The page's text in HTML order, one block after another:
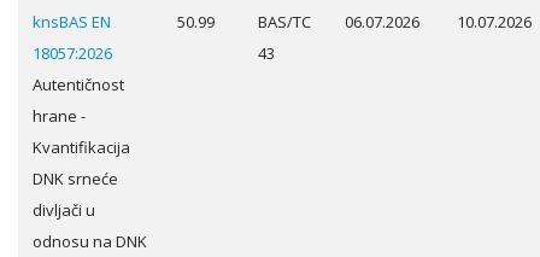
knsBAS EN
18057:2026
Autentičnost
hrane -
Kvantifikacija
DNK srneće
divljači u
odnosu na DNK
50.99
BAS/TC
43
06.07.2026 10.07.2026